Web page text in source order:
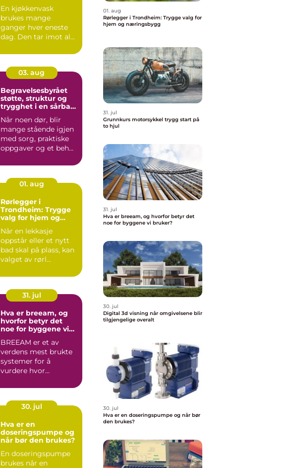
En kjøkkenvask
brukes mange
ganger hver eneste
dag. Den tar imot alt
skitne tal...
03. aug
Begravelsesbyrået
støtte, struktur og
trygghet i en sårbar
Når noen dør, blir
mange stående igjen
med sorg, praktiske
oppgaver og et behov
01. aug
Rørlegger i
Trondheim: Trygge
valg for hjem og
Når en lekkasje
oppstår eller et nytt
bad skal på plass, kan
valget av rørl...
31. jul
Hva er breeam, og
hvorfor betyr det
noe for byggene vi
BREEAM er et av
verdens mest brukte
systemer for å
vurdere hvor
er. Ordningen se...
30. jul
Hva er en
doseringspumpe og
når bør den brukes?
En doseringspumpe
brukes når en
01. aug
Rørlegger i Trondheim: Trygge valg for
hjem og næringsbygg
31. jul
Grunnkurs motorsykkel trygg start på
to hjul
31. jul
Hva er breeam, og hvorfor betyr det
noe for byggene vi bruker?
30. jul
Digital 3d visning når omgivelsene blir
tilgjengelige overalt
30. jul
Hva er en doseringspumpe og når bør
den brukes?